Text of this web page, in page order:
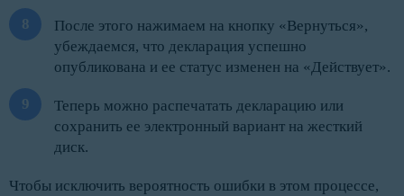
После этого нажимаем на кнопку «Вернуться»,
убеждаемся, что декларация успешно
опубликована и ее статус изменен на «Действует».
Теперь можно распечатать декларацию или
сохранить ее электронный вариант на жесткий
диск.
Чтобы исключить вероятность ошибки в этом процессе,